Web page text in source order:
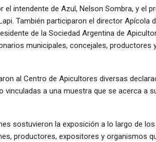
el intendente de Azul, Nelson Sombra, y el
También participaron el director Apícola
de la Sociedad Argentina de
municipales, concejales, productores
al Centro de Apicultores diversas
vinculadas a una muestra que se acerca a
sostuvieron la exposición a lo largo de
productores, expositores y organismos